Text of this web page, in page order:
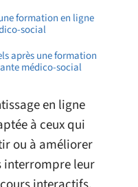
formation en ligne
social
après une formation
médico-social
en ligne
à ceux qui
ou à améliorer
interrompre leur